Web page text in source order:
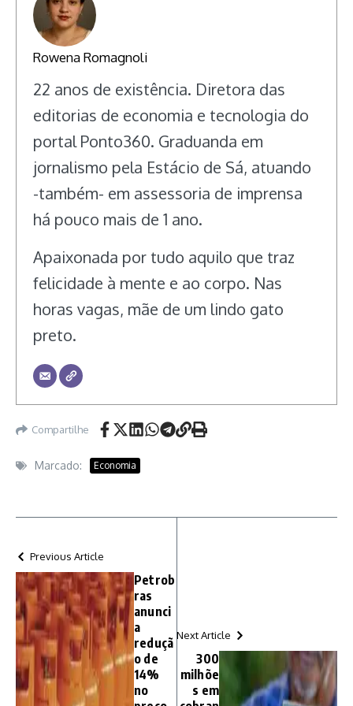
Rowena Romagnoli
22 anos de existência. Diretora das
editorias de economia e tecnologia do
portal Ponto360. Graduanda em
jornalismo pela Estácio de Sá, atuando
-também- em assessoria de imprensa
há pouco mais de 1 ano.
Apaixonada por tudo aquilo que traz
felicidade à mente e ao corpo. Nas
horas vagas, mãe de um lindo gato
preto.
Compartilhe
Marcado: Economia
Previous Article
Petrob
ras
anunci
a
reduçã
o de
14%
no
Next Article
300
milhõe
s em